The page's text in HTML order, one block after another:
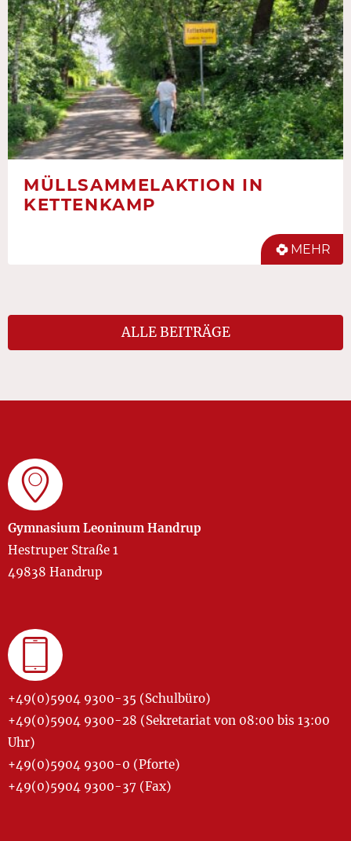
MÜLLSAMMELAKTION IN
KETTENKAMP
MEHR
ALLE BEITRÄGE
Gymnasium Leoninum Handrup
Hestruper Straße 1
49838 Handrup
+49(0)5904 9300-35 (Schulbüro)
+49(0)5904 9300-28 (Sekretariat von 08:00 bis 13:00
Uhr)
+49(0)5904 9300-0 (Pforte)
+49(0)5904 9300-37 (Fax)